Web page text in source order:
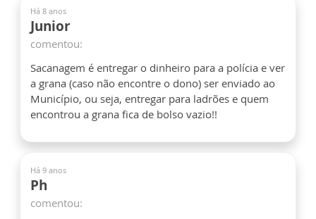
Há 8 anos
Junior
comentou:
Sacanagem é entregar o dinheiro para a polícia e ver
a grana (caso não encontre o dono) ser enviado ao
Município, ou seja, entregar para ladrões e quem
encontrou a grana fica de bolso vazio!!
Há 9 anos
Ph
comentou: